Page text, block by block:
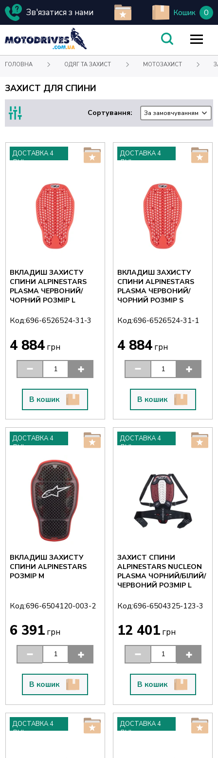
Зв'язатися з нами Кошик 0
ГОЛОВНА ОДЯГ ТА ЗАХИСТ МОТОЗАХИСТ
ЗАХИСТ ДЛЯ СПИНИ
Сортування: За замовчуванням
ДОСТАВКА 4
ДНІ
ВКЛАДИШ ЗАХИСТУ
СПИНИ ALPINESTARS
PLASMA ЧЕРВОНИЙ/
ЧОРНИЙ РОЗМІР L
Код:696-6526524-31-3
4 884грн
В кошик
ДОСТАВКА 4
ДНІ
ВКЛАДИШ ЗАХИСТУ
СПИНИ ALPINESTARS
PLASMA ЧЕРВОНИЙ/
ЧОРНИЙ РОЗМІР S
Код:696-6526524-31-1
4 884 грн
В кошик
ДОСТАВКА 4
ДНІ
ВКЛАДИШ ЗАХИСТУ
СПИНИ ALPINESTARS
РОЗМІР M
Код:696-6504120-003-2
6 391грн
В кошик
ДОСТАВКА 4
ДНІ
ЗАХИСТ СПИНИ
ALPINESTARS NUCLEON
PLASMA ЧОРНИЙ/БІЛИЙ/
ЧЕРВОНИЙ РОЗМІР L
Код:696-6504325-123-3
12 401 грн
В кошик
ДОСТАВКА 4
ДНІ
ДОСТАВКА 4
ДНІ